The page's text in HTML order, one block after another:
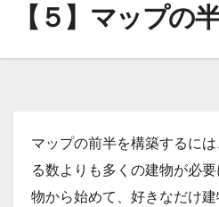
t
【５】マップの
マップの前半を構築するに
る数よりも多くの建物が必
物から始めて、好きなだけ